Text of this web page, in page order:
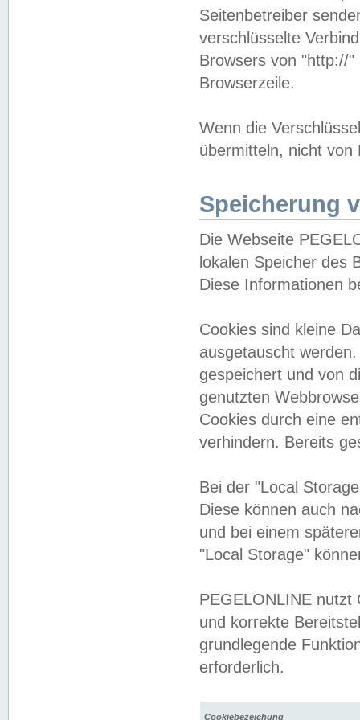
Seitenbetreiber
verschlüsselte
Browsers von "http://
Browserzeile.
Wenn die
übermitteln, nicht von
Speicherung
Die Webseite
lokalen Speicher des
Diese Informationen
Cookies sind kleine
ausgetauscht
gespeichert und von
genutzten
Cookies durch eine
verhindern. Bereits
Bei der "Local
Diese können auch
und bei einem
"Local Storage"
PEGELONLINE nutzt
und korrekte
grundlegende
erforderlich.
Cookiebezeichung